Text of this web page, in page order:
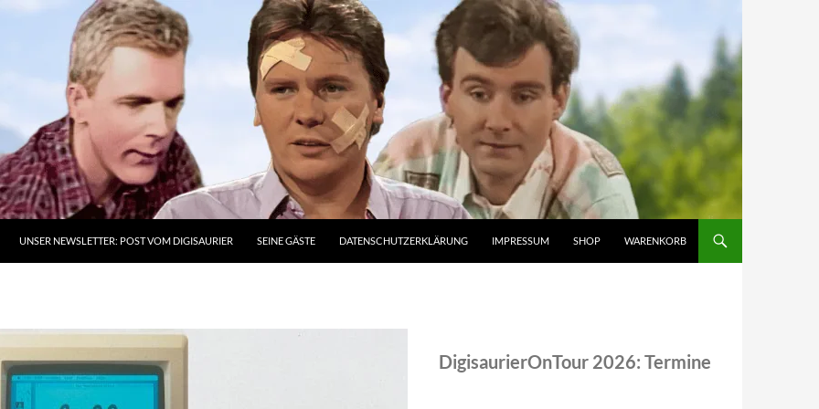
UNSER NEWSLETTER: POST VOM DIGISAURIER SEINE GÄSTE DATENSCHUTZERKLÄRUNG IMPRESSUM SHOP WARENKORB
DigisaurierOnTour 2026: Termine